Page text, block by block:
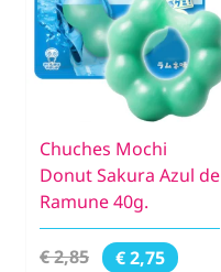
Chuches Mochi
Donut Sakura Azul de
Ramune 40g.
€ 2,85 € 2,75